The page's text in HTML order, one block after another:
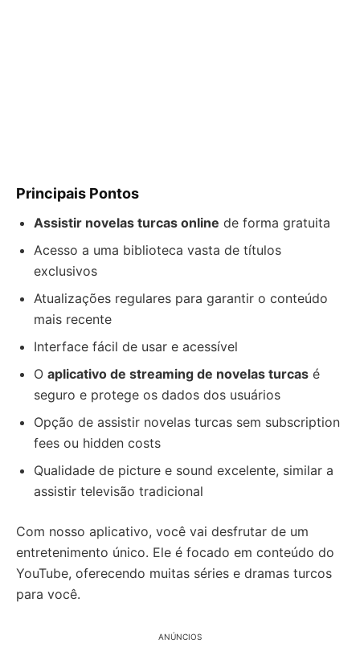
Principais Pontos
Assistir novelas turcas online de forma gratuita
Acesso a uma biblioteca vasta de títulos
exclusivos
Atualizações regulares para garantir o conteúdo
mais recente
Interface fácil de usar e acessível
O aplicativo de streaming de novelas turcas é
seguro e protege os dados dos usuários
Opção de assistir novelas turcas sem subscription
fees ou hidden costs
Qualidade de picture e sound excelente, similar a
assistir televisão tradicional
Com nosso aplicativo, você vai desfrutar de um
entretenimento único. Ele é focado em conteúdo do
YouTube, oferecendo muitas séries e dramas turcos
para você.
ANÚNCIOS